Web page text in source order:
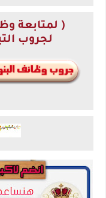
( لمتابعة
لجروب